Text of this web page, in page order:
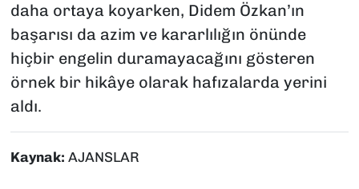
daha ortaya koyarken, Didem Özkan’ın
başarısı da azim ve kararlılığın önünde
hiçbir engelin duramayacağını gösteren
örnek bir hikâye olarak hafızalarda yerini
aldı.
Kaynak: AJANSLAR